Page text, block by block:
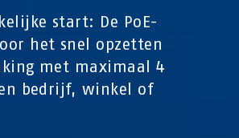
start: De PoE-
het snel opzetten
met maximaal 4
bedrijf, winkel of